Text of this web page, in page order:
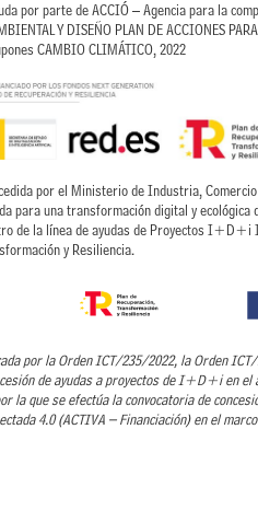
por parte de ACCIÓ – Agencia para la
Y DISEÑO PLAN DE ACCIONES
CAMBIO CLIMÁTICO, 2022
por el Ministerio de Industria,
para una transformación digital y ecológica
de la línea de ayudas de Proyectos I+D+i
y Resiliencia.
por la Orden ICT/235/2022, la Orden
de ayudas a proyectos de I+D+i en el
la que se efectúa la convocatoria de
4.0 (ACTIVA – Financiación) en el